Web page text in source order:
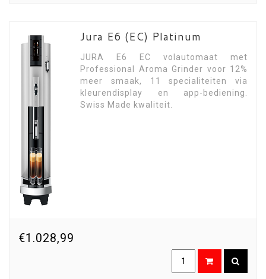
Jura E6 (EC) Platinum
JURA E6 EC volautomaat met
Professional Aroma Grinder voor 12%
meer smaak, 11 specialiteiten via
kleurendisplay en app-bediening.
Swiss Made kwaliteit.
€1.028,99